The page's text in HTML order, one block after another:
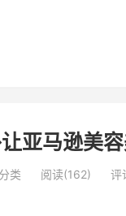
亚马逊美
类 阅读(162) 评